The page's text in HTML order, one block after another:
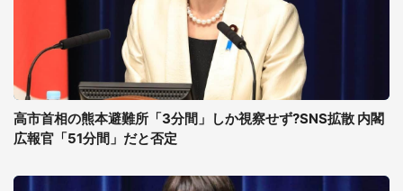
高市首相の熊本避難所「3分間」しか視察せず?SNS拡散 内閣
広報官「51分間」だと否定